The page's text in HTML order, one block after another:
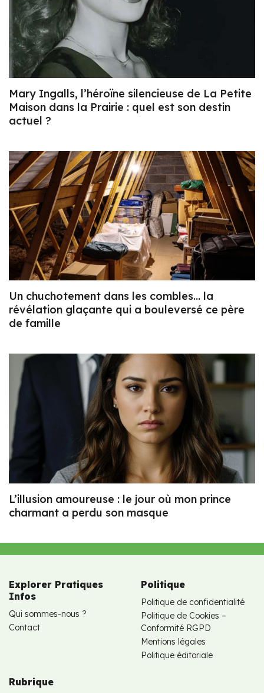
Mary Ingalls, l’héroïne silencieuse de La Petite
Maison dans la Prairie : quel est son destin
actuel ?
Un chuchotement dans les combles… la
révélation glaçante qui a bouleversé ce père
de famille
L’illusion amoureuse : le jour où mon prince
charmant a perdu son masque
Explorer Pratiques
Infos
Qui sommes-nous ?
Contact
Politique
Politique de confidentialité
Politique de Cookies –
Conformité RGPD
Mentions légales
Politique éditoriale
Rubrique